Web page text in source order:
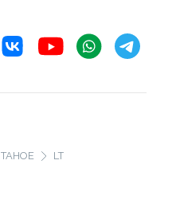
TAHOE LT